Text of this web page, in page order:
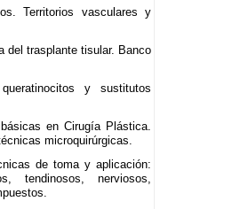
Territorios vasculares y
del trasplante tisular. Banco
y sustitutos
en Cirugía Plástica.
microquirúrgicas.
de toma y aplicación:
tendinosos, nerviosos,